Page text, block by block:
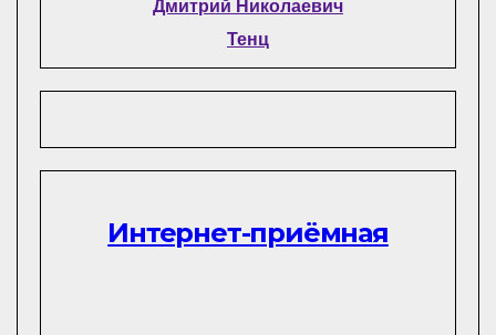
Дмитрий Николаевич
Тенц
Интернет-приёмная